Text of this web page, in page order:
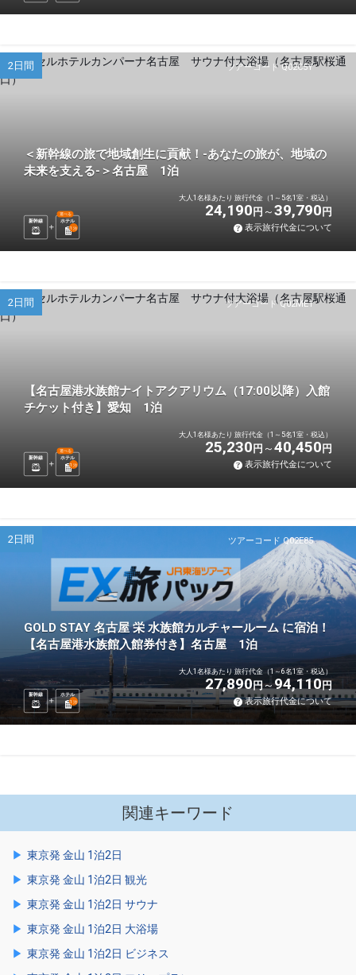
ツアーコード Q02C5Y
2日間
＜新幹線の旅で地域創生に貢献！-あなたの旅が、地域の
未来を支える-＞名古屋 1泊
新幹線 ホテル
選べる
1 泊
大人1名様あたり 旅行代金（1～5名1室・税込）
24,190 円 39,790 円
表示旅行代金について
ツアーコード Q02ME1
2日間
【名古屋港水族館ナイトアクアリウム（17:00以降）入館
チケット付き】愛知 1泊
新幹線 ホテル
選べる
1 泊
大人1名様あたり 旅行代金（1～5名1室・税込）
25,230 円 40,450 円
表示旅行代金について
ツアーコード Q02E85
2日間
GOLD STAY 名古屋 栄 水族館カルチャールーム に宿泊！
【名古屋港水族館入館券付き】名古屋 1泊
新幹線
ホテル
1 泊
大人1名様あたり 旅行代金（1～6名1室・税込）
27,890円 94,110円
表示旅行代金について
関連キーワード
東京発 金山 1泊2日
東京発 金山 1泊2日 観光
東京発 金山 1泊2日 サウナ
東京発 金山 1泊2日 大浴場
東京発 金山 1泊2日 ビジネス